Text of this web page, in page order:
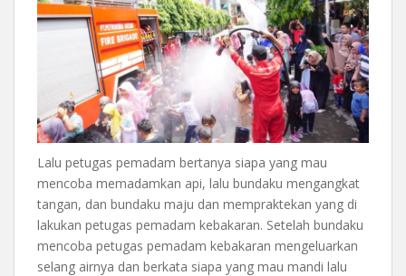
Lalu petugas pemadam bertanya siapa yang mau
mencoba memadamkan api, lalu bundaku mengangkat
tangan, dan bundaku maju dan mempraktekan yang di
lakukan petugas pemadam kebakaran. Setelah bundaku
mencoba petugas pemadam kebakaran mengeluarkan
selang airnya dan berkata siapa yang mau mandi lalu